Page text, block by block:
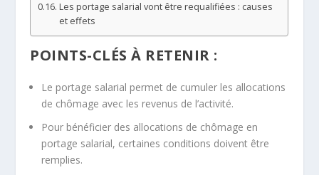
Les portage salarial vont être requalifiées : causes
et effets
POINTS-CLÉS À RETENIR :
Le portage salarial permet de cumuler les allocations
de chômage avec les revenus de l’activité.
Pour bénéficier des allocations de chômage en
portage salarial, certaines conditions doivent être
remplies.